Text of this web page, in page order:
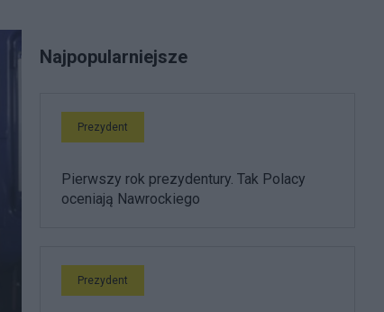
Najpopularniejsze
Prezydent
Pierwszy rok prezydentury. Tak Polacy
oceniają Nawrockiego
Prezydent